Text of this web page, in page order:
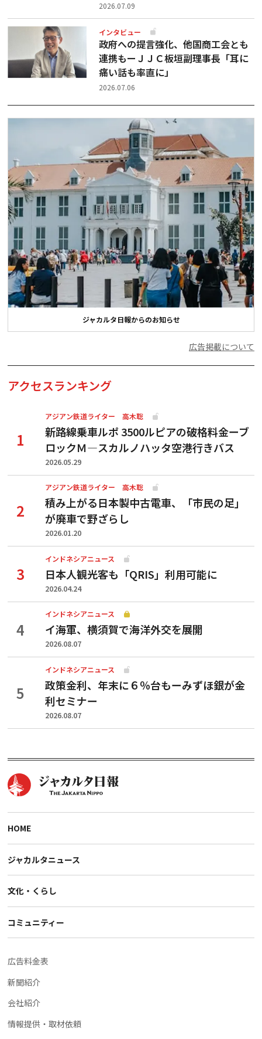
2026.07.09
インタビュー
政府への提言強化、他国商工会とも
連携もーＪＪＣ板垣副理事長「耳に
痛い話も率直に」
2026.07.06
ジャカルタ日報からのお知らせ
広告掲載について
アクセスランキング
アジアン鉄道ライター 高木聡
新路線乗車ルポ 3500ルピアの破格料金ーブ
ロックＭ―スカルノハッタ空港行きバス
2026.05.29
アジアン鉄道ライター 高木聡
積み上がる日本製中古電車、「市民の足」
が廃車で野ざらし
2026.01.20
インドネシアニュース
日本人観光客も「QRIS」利用可能に
2026.04.24
インドネシアニュース
イ海軍、横須賀で海洋外交を展開
2026.08.07
インドネシアニュース
政策金利、年末に６％台もーみずほ銀が金
利セミナー
2026.08.07
HOME
ジャカルタニュース
文化・くらし
コミュニティー
広告料金表
新聞紹介
会社紹介
情報提供・取材依頼